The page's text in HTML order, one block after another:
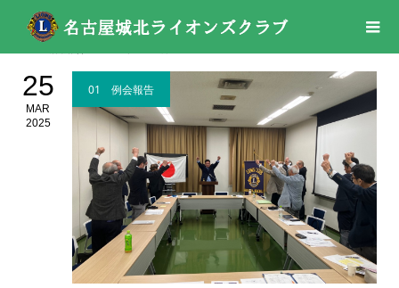
25
MAR
2025
01 例会報告